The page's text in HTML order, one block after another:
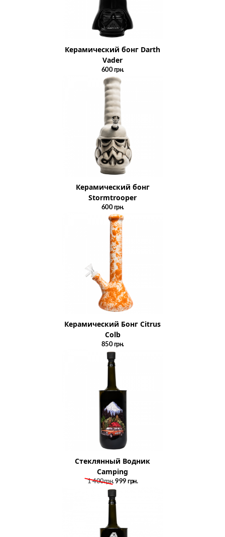
Керамический бонг Darth
Vader
600грн.
Керамический бонг
Stormtrooper
600грн.
Керамический Бонг Citrus
Colb
850грн.
Стеклянный Водник
Camping
1 400грн.999 грн.